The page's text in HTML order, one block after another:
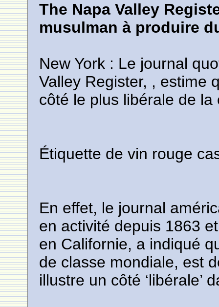
The Napa Valley
musulman à produire
New York : Le journal
Valley Register, , estime
côté le plus libérale de la
Étiquette de vin rouge
En effet, le journal
en activité depuis 1863
en Californie, a indiqué
de classe mondiale, est
illustre un côté ‘libérale’